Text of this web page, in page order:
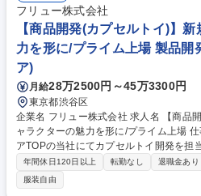
メーカーとの折衝と品質管理業務 ※SNS
ト商品を仕掛ける面白さがあり、トレンド
職種 【コンビニ向け商品企画開発】バ
休125日
フリュー株式会社
【商品開発(カプセルトイ)】
力を形に/プライム上場 製品開
ア)
月給28万2500円～45万3300円
東京都渋谷区
企業名 フリュー株式会社 求人名 【商品開発(カプセルトイ)】新規事業/キ
ャラクターの魅力を形に/プライム上場 仕事の内容 プリントシール機シェ
アTOPの当社にてカプセルトイ開発を担
ク、量産化まで一連の工程を一気通貫で
をもって自身のアイデアを形にできる環境です。 ■キャラクタ
トイの商品企画・立案 ■仕様書作成とサ
年間休日120日以上 転勤なし 退職金あり
服装自由